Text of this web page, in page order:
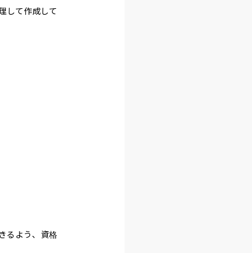
して作成して
るよう、資格